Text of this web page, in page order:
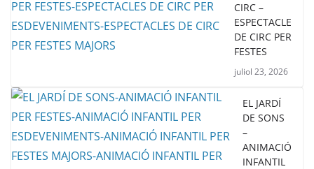
CIRC –
ESPECTACLE
DE CIRC PER
FESTES
juliol 23, 2026
EL JARDÍ
DE SONS
–
ANIMACIÓ
INFANTIL